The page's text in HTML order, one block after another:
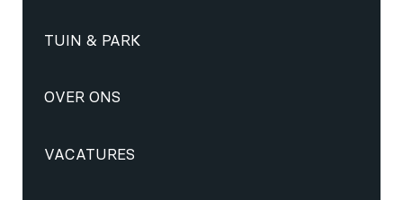
TUIN & PARK
OVER ONS
VACATURES